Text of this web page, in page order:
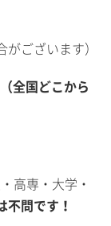
ございます）
（全国どこから
高専・大学・
問です！